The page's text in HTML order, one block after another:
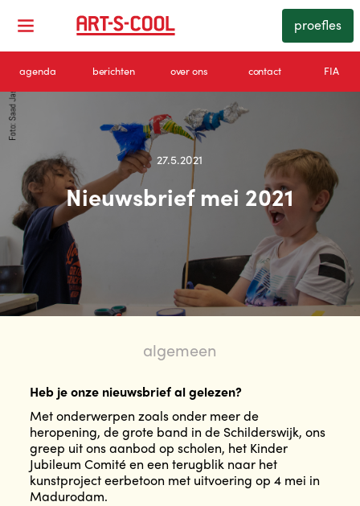
proefles
agenda berichten over ons contact FIA
27.5.2021
Nieuwsbrief mei 2021
algemeen
Heb je onze nieuwsbrief al gelezen?
Met onderwerpen zoals onder meer de
heropening, de grote band in de Schilderswijk, ons
greep uit ons aanbod op scholen, het Kinder
Jubileum Comité en een terugblik naar het
kunstproject eerbetoon met uitvoering op 4 mei in
Madurodam.